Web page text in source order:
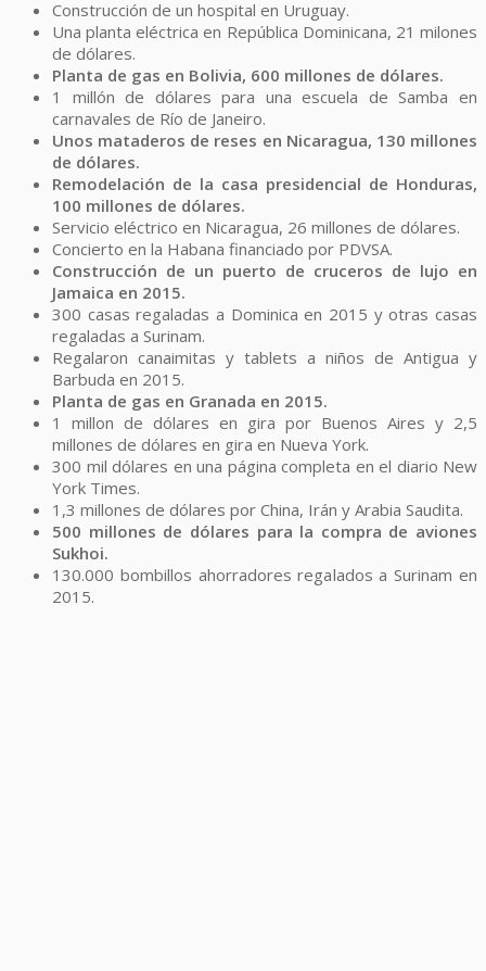
Construcción de un hospital en Uruguay.
Una planta eléctrica en República Dominicana, 21 milones
de dólares.
Planta de gas en Bolivia, 600 millones de dólares.
1 millón de dólares para una escuela de Samba en
carnavales de Río de Janeiro.
Unos mataderos de reses en Nicaragua, 130 millones
de dólares.
Remodelación de la casa presidencial de Honduras,
100 millones de dólares.
Servicio eléctrico en Nicaragua, 26 millones de dólares.
Concierto en la Habana financiado por PDVSA.
Construcción de un puerto de cruceros de lujo en
Jamaica en 2015.
300 casas regaladas a Dominica en 2015 y otras casas
regaladas a Surinam.
Regalaron canaimitas y tablets a niños de Antigua y
Barbuda en 2015.
Planta de gas en Granada en 2015.
1 millon de dólares en gira por Buenos Aires y 2,5
millones de dólares en gira en Nueva York.
300 mil dólares en una página completa en el diario New
York Times.
1,3 millones de dólares por China, Irán y Arabia Saudita.
500 millones de dólares para la compra de aviones
Sukhoi.
130.000 bombillos ahorradores regalados a Surinam en
2015.